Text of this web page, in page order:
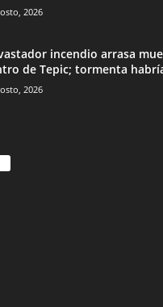
2026
incendio arrasa
de Tepic; tormenta
2026